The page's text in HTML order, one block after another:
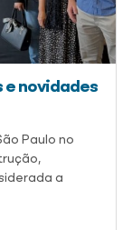
e novidades
Paulo no
a